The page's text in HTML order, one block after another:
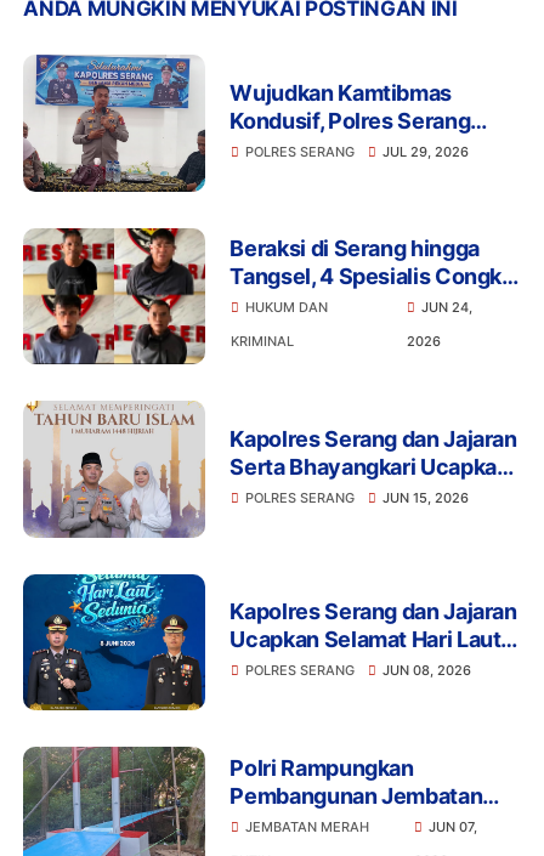
ANDA MUNGKIN MENYUKAI POSTINGAN INI
Wujudkan Kamtibmas
Kondusif, Polres Serang
Gelar Silaturahmi Strategis
POLRES SERANG JUL 29, 2026
Beraksi di Serang hingga
Tangsel, 4 Spesialis Congkel
Jendela Akhirnya Keok
HUKUM DAN
KRIMINAL
JUN 24,
2026
Kapolres Serang dan Jajaran
Serta Bhayangkari Ucapkan
Selamat Tahun Baru Islam 1
POLRES SERANG JUN 15, 2026
Kapolres Serang dan Jajaran
Ucapkan Selamat Hari Laut
Sedunia, Ajak Masyarakat
POLRES SERANG JUN 08, 2026
Polri Rampungkan
Pembangunan Jembatan
Merah Putih Presisi di Desa
JEMBATAN MERAH
JUN 07,